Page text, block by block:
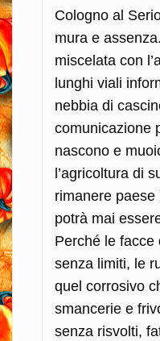
Cologno al
mura e
miscelata con
lunghi viali
nebbia di
comunicazione
nascono e
l’agricoltura di
rimanere
potrà mai
Perché le facce
senza limiti, le
quel corrosivo
smancerie e
senza risvolti,